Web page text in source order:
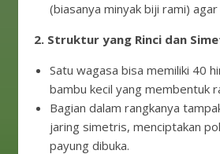
(biasanya minyak biji rami)
2. Struktur yang Rinci dan
Satu wagasa bisa memiliki 40
bambu kecil yang membentuk
Bagian dalam rangkanya
jaring simetris, menciptakan
payung dibuka.